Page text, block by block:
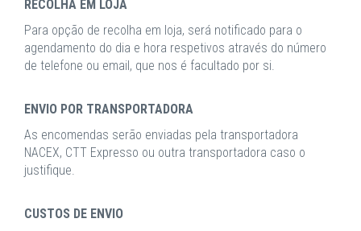
RECOLHA EM LOJA
Para opção de recolha em loja, será notificado para o
agendamento do dia e hora respetivos através do número
de telefone ou email, que nos é facultado por si.
ENVIO POR TRANSPORTADORA
As encomendas serão enviadas pela transportadora
NACEX, CTT Expresso ou outra transportadora caso o
justifique.
CUSTOS DE ENVIO